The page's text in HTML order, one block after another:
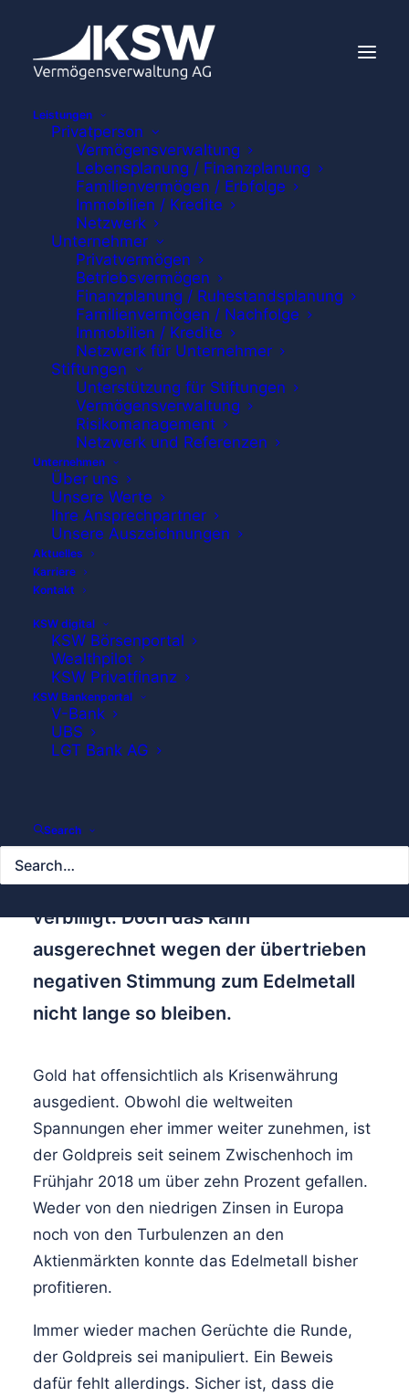
Leistungen
Privatperson
Vermögensverwaltung
Lebensplanung / Finanzplanung
Familienvermögen / Erbfolge
Immobilien / Kredite
Netzwerk
Unternehmer
Privatvermögen
Betriebsvermögen
Finanzplanung / Ruhestandsplanung
Familienvermögen / Nachfolge
Immobilien / Kredite
Netzwerk für Unternehmer
Stiftungen
Unterstützung für Stiftungen
Vermögensverwaltung
Risikomanagement
Netzwerk und Referenzen
Unternehmen
Über uns
Unsere Werte
Ihre Ansprechpartner
Unsere Auszeichnungen
Aktuelles
Karriere
Kontakt
KSW digital
KSW Börsenportal
Wealthpilot
KSW Privatfinanz
KSW Bankenportal
V-Bank
UBS
LGT Bank AG
Search
Taumelnder Goldpreis:
Kaufen, bevor die
Leerverkäufer es tun
müssen
Risikofaktoren steigt der Goldpreis
nicht. Tatsächlich hat sich die
Krisenwährung zuletzt merklich
verbilligt. Doch das kann
ausgerechnet wegen der übertrieben
negativen Stimmung zum Edelmetall
nicht lange so bleiben.
Gold hat offensichtlich als Krisenwährung
ausgedient. Obwohl die weltweiten
Spannungen eher immer weiter zunehmen, ist
der Goldpreis seit seinem Zwischenhoch im
Frühjahr 2018 um über zehn Prozent gefallen.
Weder von den niedrigen Zinsen in Europa
noch von den Turbulenzen an den
Aktienmärkten konnte das Edelmetall bisher
profitieren.
Immer wieder machen Gerüchte die Runde,
der Goldpreis sei manipuliert. Ein Beweis
dafür fehlt allerdings. Sicher ist, dass die